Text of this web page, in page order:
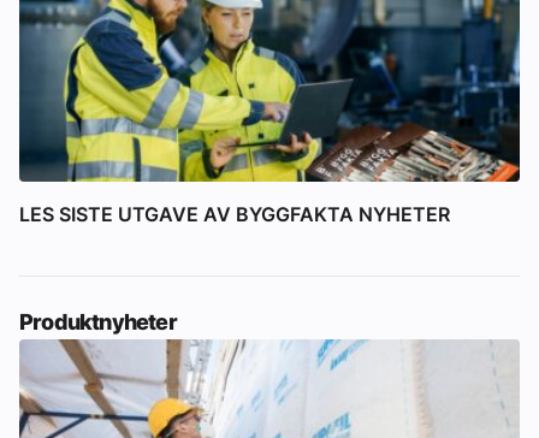
LES SISTE UTGAVE AV BYGGFAKTA NYHETER
Produktnyheter